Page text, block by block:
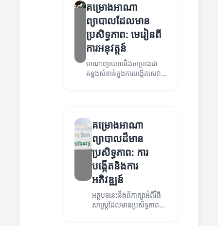
គម្រោងអាណា
ព្យាបាលដែលមាន
ប្រសិទ្ធភាព: មេរៀនពី
ការអនុវត្តន៍
អាណាព្យាបាលនិងគម្រោងជា
គន្លងសំខាន់ក្នុងការបង្កើតសេវា
គម្រោងអាណា
ព្យាបាលដ៏មាន
ប្រសិទ្ធភាព: ការ
បង្កើតនិងការ
អភិវឌ្ឍន៍
អត្ថបទនេះនឹងពិភាក្សាអំពីវិធី
សាស្ត្រដែលមានប្រសិទ្ធភាព